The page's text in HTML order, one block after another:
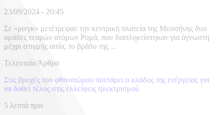
23/09/2024 - 20:45
Σε «ρινγκ» μετέτρεψαν την κεντρική πλατεία της Μεσσήνης δυο
ομάδες νεαρών ατόμων Ρομά, που διαπληκτίστηκαν για άγνωστη
μέχρι στιγμής αιτία, το βράδυ της ...
Τελευταία Άρθρα
Στις βροχές του φθινοπώρου ποντάρει ο κλάδος της ενέργειας για
να δοθεί τέλος στις ελλείψεις ηλεκτρισμού
5 λεπτά πριν